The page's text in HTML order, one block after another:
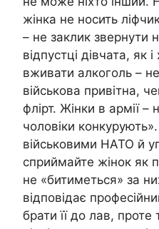
жінка не носить
– не заклик звернути
відпустці дівчата, як
вживати алкоголь –
військова привітна,
флірт. Жінки в армії –
чоловіки
військовими НАТО й
сприймайте жінок як
не «битиметься» за
відповідає
брати її до лав, проте